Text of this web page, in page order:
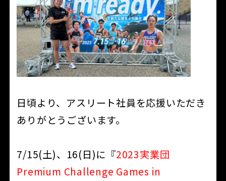
日頃より、アスリート社員を応援いただき
ありがとうございます。
7/15(土)、16(日)に『2023実業団
Premium Challenge Games in